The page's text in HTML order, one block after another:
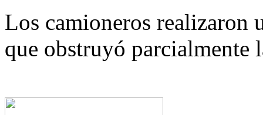
Los camioneros realizaron
que obstruyó parcialmente